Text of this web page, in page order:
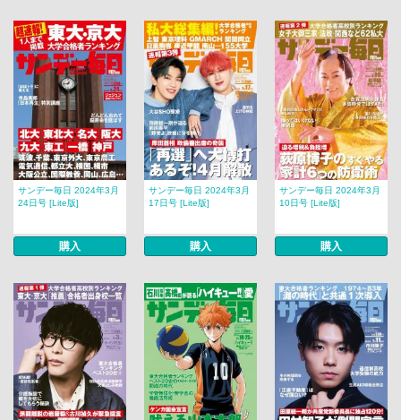
サンデー毎日 2024年3月
24日号 [Lite版]
購入
サンデー毎日 2024年3月
17日号 [Lite版]
購入
サンデー毎日 2024年3月
10日号 [Lite版]
購入